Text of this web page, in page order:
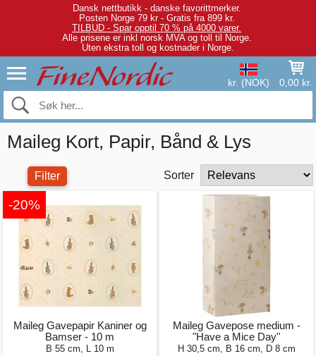
Dansk nettbutikk - danske favorittmerker.
Posten Norge 79 kr - Gratis fra 899 kr.
TILBUD - Spar opptil 70 % på 4000 varer.
Alle prisene er inkl norsk MVA og toll til Norge.
Uten ekstra toll og kostnader i Norge.
kr. (NOK) 0,00 kr.
Maileg Kort, Papir, Bånd & Lys
Filter Sorter
-20%
Maileg Gavepapir Kaniner og
Bamser - 10 m
B 55 cm, L 10 m
Maileg Gavepose medium -
"Have a Mice Day"
H 30,5 cm, B 16 cm, D 8 cm